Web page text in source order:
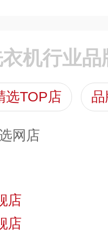
机行业品
选TOP店
网店
店
店